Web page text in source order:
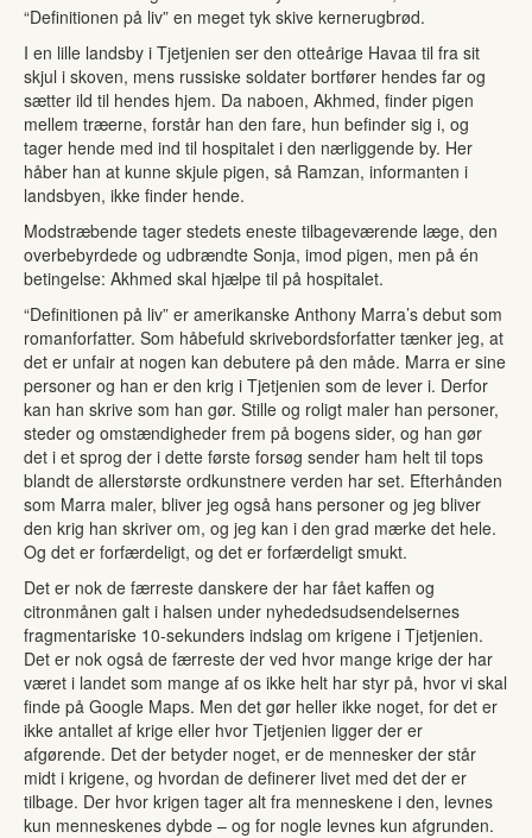
“Definitionen på liv” en meget tyk skive kernerugbrød.
I en lille landsby i Tjetjenien ser den otteårige Havaa til fra sit
skjul i skoven, mens russiske soldater bortfører hendes far og
sætter ild til hendes hjem. Da naboen, Akhmed, finder pigen
mellem træerne, forstår han den fare, hun befinder sig i, og
tager hende med ind til hospitalet i den nærliggende by. Her
håber han at kunne skjule pigen, så Ramzan, informanten i
landsbyen, ikke finder hende.
Modstræbende tager stedets eneste tilbageværende læge, den
overbebyrdede og udbrændte Sonja, imod pigen, men på én
betingelse: Akhmed skal hjælpe til på hospitalet.
“Definitionen på liv” er amerikanske Anthony Marra’s debut som
romanforfatter. Som håbefuld skrivebordsforfatter tænker jeg, at
det er unfair at nogen kan debutere på den måde. Marra er sine
personer og han er den krig i Tjetjenien som de lever i. Derfor
kan han skrive som han gør. Stille og roligt maler han personer,
steder og omstændigheder frem på bogens sider, og han gør
det i et sprog der i dette første forsøg sender ham helt til tops
blandt de allerstørste ordkunstnere verden har set. Efterhånden
som Marra maler, bliver jeg også hans personer og jeg bliver
den krig han skriver om, og jeg kan i den grad mærke det hele.
Og det er forfærdeligt, og det er forfærdeligt smukt.
Det er nok de færreste danskere der har fået kaffen og
citronmånen galt i halsen under nyhededsudsendelsernes
fragmentariske 10-sekunders indslag om krigene i Tjetjenien.
Det er nok også de færreste der ved hvor mange krige der har
været i landet som mange af os ikke helt har styr på, hvor vi skal
finde på Google Maps. Men det gør heller ikke noget, for det er
ikke antallet af krige eller hvor Tjetjenien ligger der er
afgørende. Det der betyder noget, er de mennesker der står
midt i krigene, og hvordan de definerer livet med det der er
tilbage. Der hvor krigen tager alt fra menneskene i den, levnes
kun menneskenes dybde – og for nogle levnes kun afgrunden.